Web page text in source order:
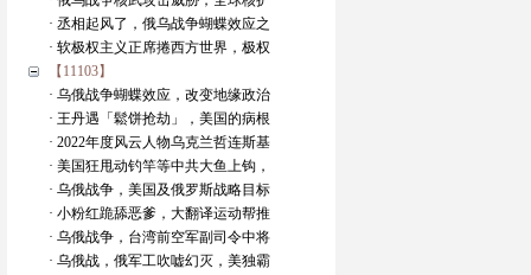
· 丞相起风了，俄乌战争蝴蝶效应之
· 软极权主义正席捲西方世界，极权
【11103】
· 乌俄战争蝴蝶效应，改变地缘政治
· 王丹遇「鬆饼抢劫」，美国的病根
· 2022年度风云人物乌克兰哲连斯基
· 美国狂甩动钓竿等中共大鱼上钩，
· 乌俄战争，美国及俄罗斯战略目标
· 小粉红跪舔恶爹，大翻译运动帮推
· 乌俄战争，台湾前空军副司令中将
· 乌俄战，俄军工吹嘘幻灭，美独霸